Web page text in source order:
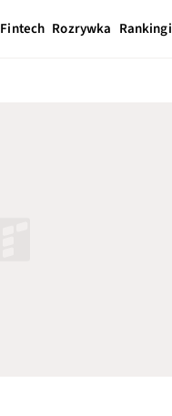
Fintech Rozrywka Rankingi